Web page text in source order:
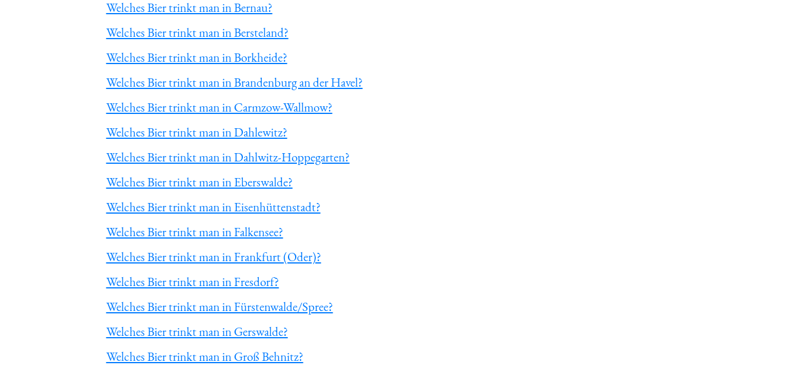
Welches Bier trinkt man in Bernau?
Welches Bier trinkt man in Bersteland?
Welches Bier trinkt man in Borkheide?
Welches Bier trinkt man in Brandenburg an der Havel?
Welches Bier trinkt man in Carmzow-Wallmow?
Welches Bier trinkt man in Dahlewitz?
Welches Bier trinkt man in Dahlwitz-Hoppegarten?
Welches Bier trinkt man in Eberswalde?
Welches Bier trinkt man in Eisenhüttenstadt?
Welches Bier trinkt man in Falkensee?
Welches Bier trinkt man in Frankfurt (Oder)?
Welches Bier trinkt man in Fresdorf?
Welches Bier trinkt man in Fürstenwalde/Spree?
Welches Bier trinkt man in Gerswalde?
Welches Bier trinkt man in Groß Behnitz?